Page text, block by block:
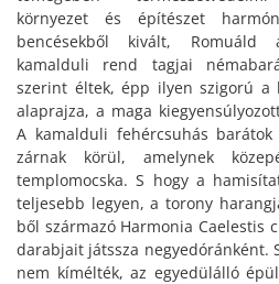
környezet és építészet
bencésekből kivált,
kamalduli rend tagjai
szerint éltek, épp ilyen szigorú a
alaprajza, a maga
A kamalduli fehércsuhás
zárnak körül, amelynek
templomocska. S hogy a
teljesebb legyen, a torony
ből származó Harmonia Caelestis
darabjait játssza negyedóránként.
nem kímélték, az egyedülálló